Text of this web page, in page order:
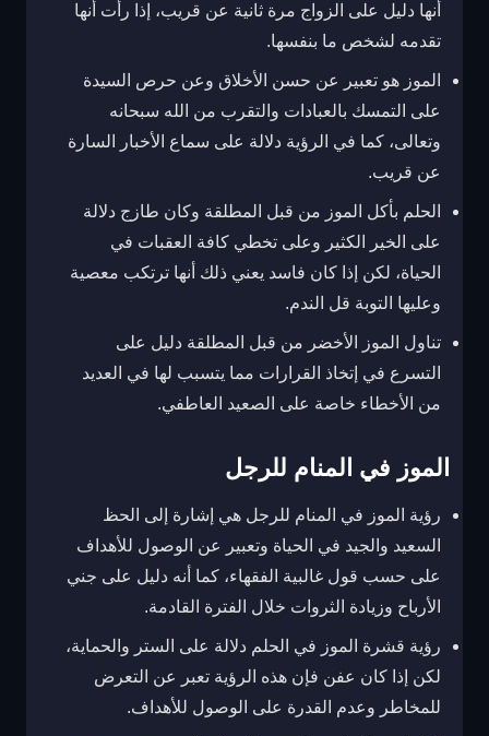
أنها دليل على الزواج مرة ثانية عن قريب، إذا رأت أنها
تقدمه لشخص ما بنفسها.
الموز هو تعبير عن حسن الأخلاق وعن حرص السيدة
على التمسك بالعبادات والتقرب من الله سبحانه
وتعالى، كما في الرؤية دلالة على سماع الأخبار السارة
عن قريب.
الحلم بأكل الموز من قبل المطلقة وكان طازج دلالة
على الخير الكثير وعلى تخطي كافة العقبات في
الحياة، لكن إذا كان فاسد يعني ذلك أنها ترتكب معصية
وعليها التوبة قل الندم.
تناول الموز الأخضر من قبل المطلقة دليل على
التسرع في إتخاذ القرارات مما يتسبب لها في العديد
من الأخطاء خاصة على الصعيد العاطفي.
الموز في المنام للرجل
رؤية الموز في المنام للرجل هي إشارة إلى الحظ
السعيد والجيد في الحياة وتعبير عن الوصول للأهداف
على حسب قول غالبية الفقهاء، كما أنه دليل على جني
الأرباح وزيادة الثروات خلال الفترة القادمة.
رؤية قشرة الموز في الحلم دلالة على الستر والحماية،
لكن إذا كان عفن فإن هذه الرؤية تعبر عن التعرض
للمخاطر وعدم القدرة على الوصول للأهداف.